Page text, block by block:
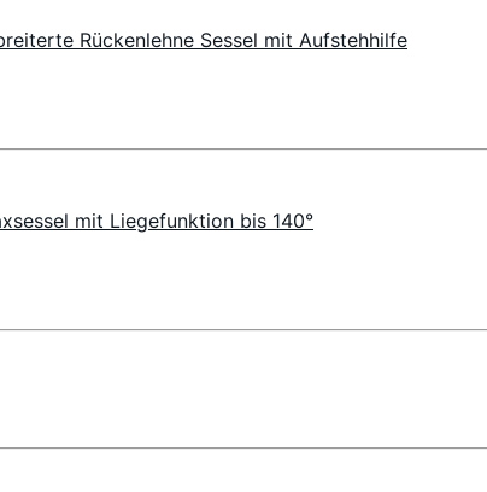
Rückenlehne Sessel mit Aufstehhilfe
mit Liegefunktion bis 140°